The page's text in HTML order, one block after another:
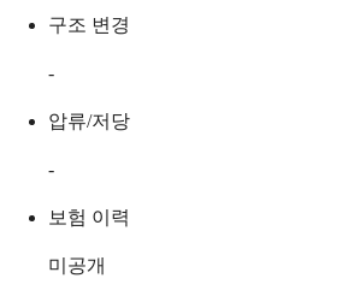
구조 변경
-
압류/저당
-
보험 이력
미공개